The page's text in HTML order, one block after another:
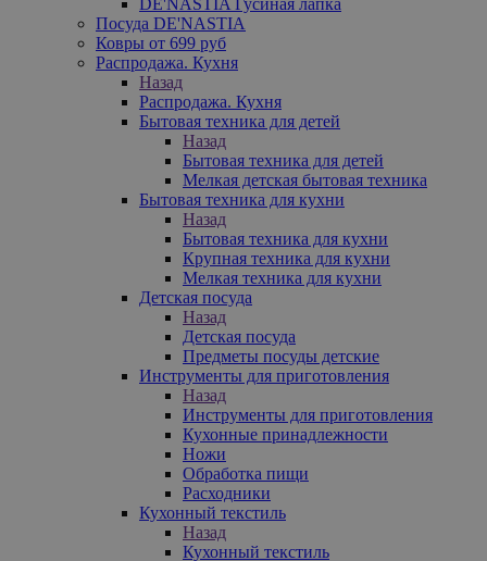
Посуда DE'NASTIA
Ковры от 699 руб
Распродажа. Кухня
Назад
Распродажа. Кухня
Бытовая техника для детей
Назад
Бытовая техника для детей
Мелкая детская бытовая техника
Бытовая техника для кухни
Назад
Бытовая техника для кухни
Крупная техника для кухни
Мелкая техника для кухни
Детская посуда
Назад
Детская посуда
Предметы посуды детские
Инструменты для приготовления
Назад
Инструменты для приготовления
Кухонные принадлежности
Ножи
Обработка пищи
Расходники
Кухонный текстиль
Назад
Кухонный текстиль